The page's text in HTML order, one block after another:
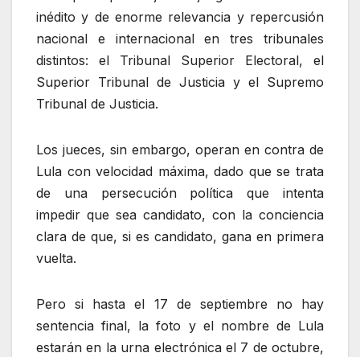
inédito y de enorme relevancia y repercusión
nacional e internacional en tres tribunales
distintos: el Tribunal Superior Electoral, el
Superior Tribunal de Justicia y el Supremo
Tribunal de Justicia.
Los jueces, sin embargo, operan en contra de
Lula con velocidad máxima, dado que se trata
de una persecución política que intenta
impedir que sea candidato, con la conciencia
clara de que, si es candidato, gana en primera
vuelta.
Pero si hasta el 17 de septiembre no hay
sentencia final, la foto y el nombre de Lula
estarán en la urna electrónica el 7 de octubre,